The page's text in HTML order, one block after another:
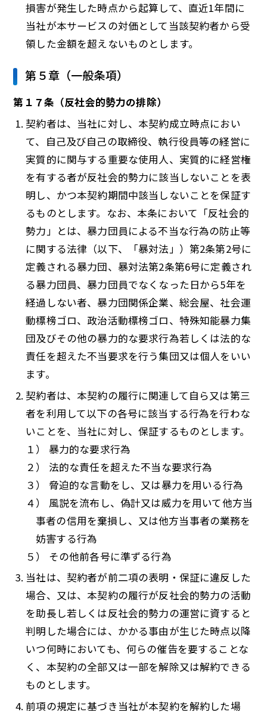
損害が発生した時点から起算して、直近1年間に
当社が本サービスの対価として当該契約者から受
領した金額を超えないものとします。
第５章（一般条項）
第１７条（反社会的勢力の排除）
契約者は、当社に対し、本契約成立時点におい
て、自己及び自己の取締役、執行役員等の経営に
実質的に関与する重要な使用人、実質的に経営権
を有する者が反社会的勢力に該当しないことを表
明し、かつ本契約期間中該当しないことを保証す
るものとします。なお、本条において「反社会的
勢力」とは、暴力団員による不当な行為の防止等
に関する法律（以下、「暴対法」）第2条第2号に
定義される暴力団、暴対法第2条第6号に定義され
る暴力団員、暴力団員でなくなった日から5年を
経過しない者、暴力団関係企業、総会屋、社会運
動標榜ゴロ、政治活動標榜ゴロ、特殊知能暴力集
団及びその他の暴力的な要求行為若しくは法的な
責任を超えた不当要求を行う集団又は個人をいい
ます。
契約者は、本契約の履行に関連して自ら又は第三
者を利用して以下の各号に該当する行為を行わな
いことを、当社に対し、保証するものとします。
１） 暴力的な要求行為
２） 法的な責任を超えた不当な要求行為
３） 脅迫的な言動をし、又は暴力を用いる行為
４） 風説を流布し、偽計又は威力を用いて他方当
事者の信用を棄損し、又は他方当事者の業務を
妨害する行為
５） その他前各号に準ずる行為
当社は、契約者が前二項の表明・保証に違反した
場合、又は、本契約の履行が反社会的勢力の活動
を助長し若しくは反社会的勢力の運営に資すると
判明した場合には、かかる事由が生じた時点以降
いつ何時においても、何らの催告を要することな
く、本契約の全部又は一部を解除又は解約できる
ものとします。
前項の規定に基づき当社が本契約を解約した場